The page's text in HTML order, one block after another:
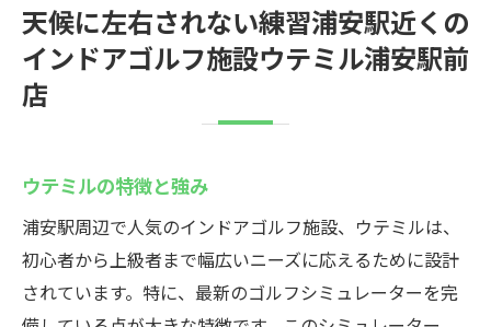
天候に左右されない練習浦安駅近くの
インドアゴルフ施設ウテミル浦安駅前
店
ウテミルの特徴と強み
浦安駅周辺で人気のインドアゴルフ施設、ウテミルは、
初心者から上級者まで幅広いニーズに応えるために設計
されています。特に、最新のゴルフシミュレーターを完